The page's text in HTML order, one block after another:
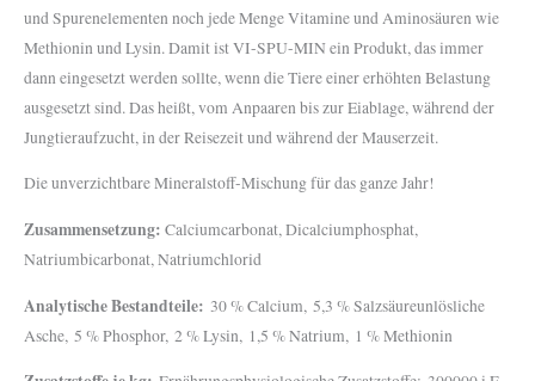
und Spurenelementen noch jede Menge Vitamine und Aminosäuren wie
Methionin und Lysin. Damit ist VI-SPU-MIN ein Produkt, das immer
dann eingesetzt werden sollte, wenn die Tiere einer erhöhten Belastung
ausgesetzt sind. Das heißt, vom Anpaaren bis zur Eiablage, während der
Jungtieraufzucht, in der Reisezeit und während der Mauserzeit.
Die unverzichtbare Mineralstoff-Mischung für das ganze Jahr!
Zusammensetzung: Calciumcarbonat, Dicalciumphosphat,
Natriumbicarbonat, Natriumchlorid
Analytische Bestandteile: 30 % Calcium, 5,3 % Salzsäureunlösliche
Asche, 5 % Phosphor, 2 % Lysin, 1,5 % Natrium, 1 % Methionin